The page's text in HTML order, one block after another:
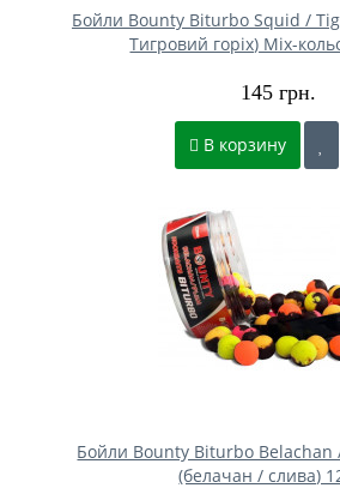
Бойли Bounty Biturbo Squid /
Тигровий горіх) Mix-
145 грн.
В корзину
Бойли Bounty Biturbo Belachan
(белачан / слива)